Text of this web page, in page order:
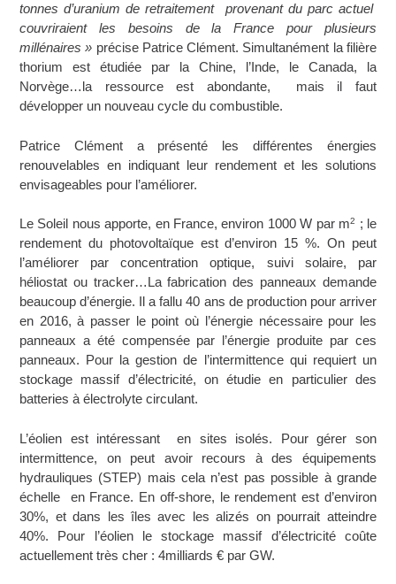
tonnes d’uranium de retraitement provenant du parc actuel
couvriraient les besoins de la France pour plusieurs
millénaires » précise Patrice Clément. Simultanément la filière
thorium est étudiée par la Chine, l’Inde, le Canada, la
Norvège…la ressource est abondante, mais il faut
développer un nouveau cycle du combustible.
Patrice Clément a présenté les différentes énergies
renouvelables en indiquant leur rendement et les solutions
envisageables pour l’améliorer.
Le Soleil nous apporte, en France, environ 1000 W par m2
; le
rendement du photovoltaïque est d’environ 15 %. On peut
l’améliorer par concentration optique, suivi solaire, par
héliostat ou tracker…La fabrication des panneaux demande
beaucoup d’énergie. Il a fallu 40 ans de production pour arriver
en 2016, à passer le point où l’énergie nécessaire pour les
panneaux a été compensée par l’énergie produite par ces
panneaux. Pour la gestion de l’intermittence qui requiert un
stockage massif d’électricité, on étudie en particulier des
batteries à électrolyte circulant.
L’éolien est intéressant en sites isolés. Pour gérer son
intermittence, on peut avoir recours à des équipements
hydrauliques (STEP) mais cela n’est pas possible à grande
échelle en France. En off-shore, le rendement est d’environ
30%, et dans les îles avec les alizés on pourrait atteindre
40%. Pour l’éolien le stockage massif d’électricité coûte
actuellement très cher : 4milliards € par GW.